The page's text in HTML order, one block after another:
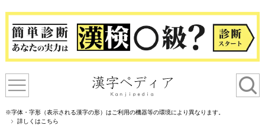
※字体・字形（表示される漢字の形）はご利用の機器等の環境により異なります。
詳しくはこちら